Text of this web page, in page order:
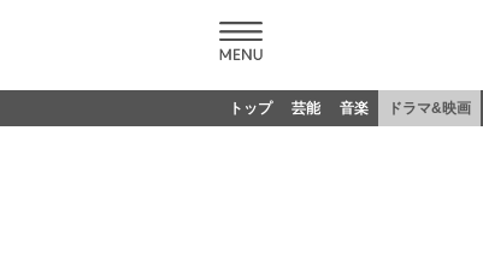
トップ 芸能 音楽 ドラマ&映画